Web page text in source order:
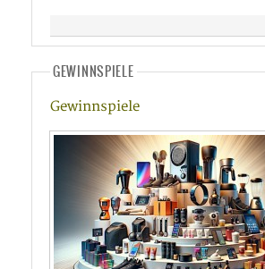
GEWINNSPIELE
Gewinnspiele